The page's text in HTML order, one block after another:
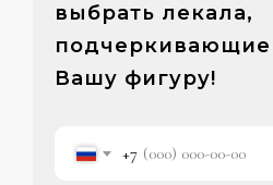
выбрать лекала,
Вашу фигуру!
+7